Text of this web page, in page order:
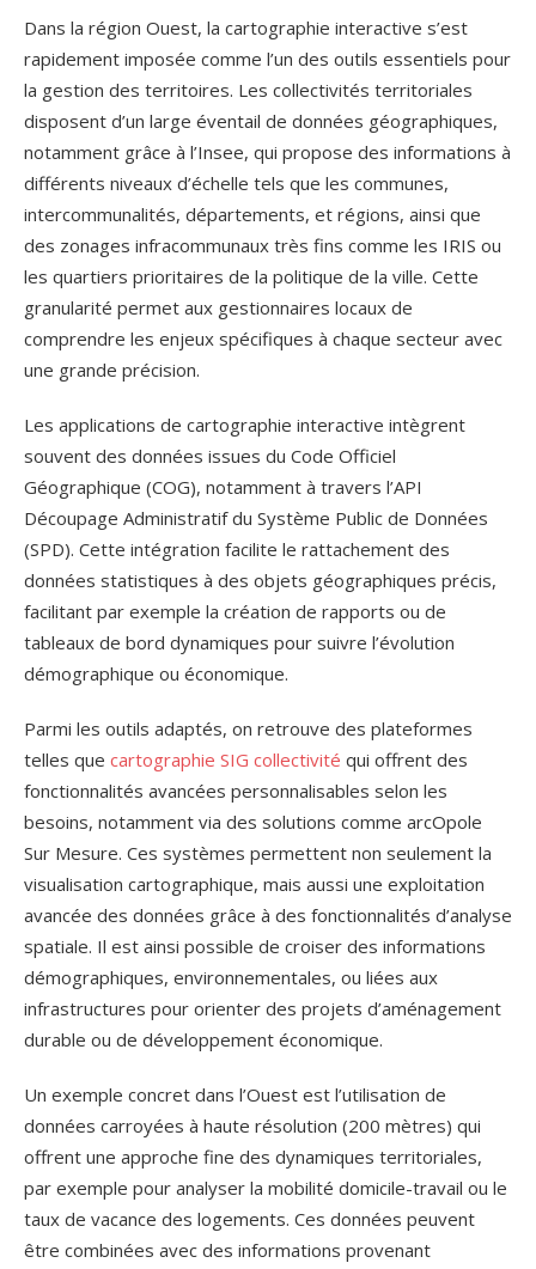
Dans la région Ouest, la cartographie interactive s’est
rapidement imposée comme l’un des outils essentiels pour
la gestion des territoires. Les collectivités territoriales
disposent d’un large éventail de données géographiques,
notamment grâce à l’Insee, qui propose des informations à
différents niveaux d’échelle tels que les communes,
intercommunalités, départements, et régions, ainsi que
des zonages infracommunaux très fins comme les IRIS ou
les quartiers prioritaires de la politique de la ville. Cette
granularité permet aux gestionnaires locaux de
comprendre les enjeux spécifiques à chaque secteur avec
une grande précision.
Les applications de cartographie interactive intègrent
souvent des données issues du Code Officiel
Géographique (COG), notamment à travers l’API
Découpage Administratif du Système Public de Données
(SPD). Cette intégration facilite le rattachement des
données statistiques à des objets géographiques précis,
facilitant par exemple la création de rapports ou de
tableaux de bord dynamiques pour suivre l’évolution
démographique ou économique.
Parmi les outils adaptés, on retrouve des plateformes
telles que cartographie SIG collectivité qui offrent des
fonctionnalités avancées personnalisables selon les
besoins, notamment via des solutions comme arcOpole
Sur Mesure. Ces systèmes permettent non seulement la
visualisation cartographique, mais aussi une exploitation
avancée des données grâce à des fonctionnalités d’analyse
spatiale. Il est ainsi possible de croiser des informations
démographiques, environnementales, ou liées aux
infrastructures pour orienter des projets d’aménagement
durable ou de développement économique.
Un exemple concret dans l’Ouest est l’utilisation de
données carroyées à haute résolution (200 mètres) qui
offrent une approche fine des dynamiques territoriales,
par exemple pour analyser la mobilité domicile-travail ou le
taux de vacance des logements. Ces données peuvent
être combinées avec des informations provenant